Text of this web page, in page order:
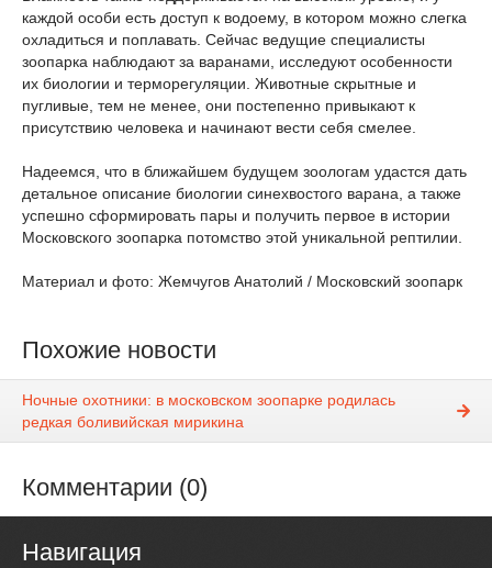
каждой особи есть доступ к водоему, в котором можно слегка
охладиться и поплавать. Сейчас ведущие специалисты
зоопарка наблюдают за варанами, исследуют особенности
их биологии и терморегуляции. Животные скрытные и
пугливые, тем не менее, они постепенно привыкают к
присутствию человека и начинают вести себя смелее.
Надеемся, что в ближайшем будущем зоологам удастся дать
детальное описание биологии синехвостого варана, а также
успешно сформировать пары и получить первое в истории
Московского зоопарка потомство этой уникальной рептилии.
Материал и фото: Жемчугов Анатолий / Московский зоопарк
Похожие новости
Ночные охотники: в московском зоопарке родилась
редкая боливийская мирикина
Комментарии (0)
Навигация